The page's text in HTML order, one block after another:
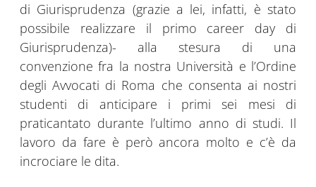
di Giurisprudenza (grazie a lei, infatti, è stato
possibile realizzare il primo career day di
Giurisprudenza)- alla stesura di una
convenzione fra la nostra Università e l’Ordine
degli Avvocati di Roma che consenta ai nostri
studenti di anticipare i primi sei mesi di
praticantato durante l’ultimo anno di studi. Il
lavoro da fare è però ancora molto e c’è da
incrociare le dita.